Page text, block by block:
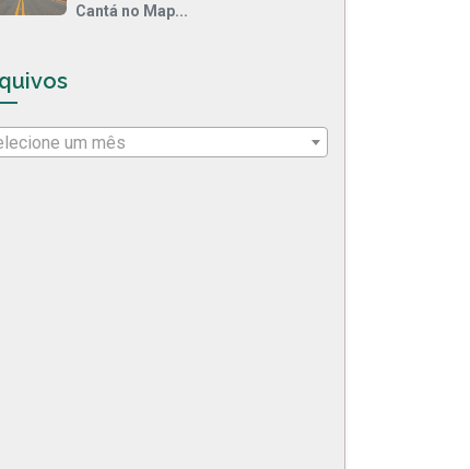
Cantá no Map...
um mês